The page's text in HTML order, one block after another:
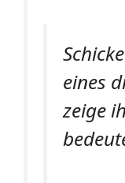
eines
zeige